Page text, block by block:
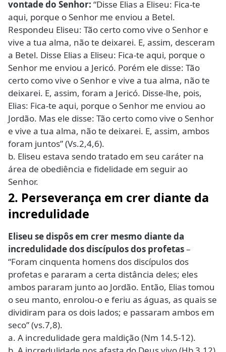
vontade do Senhor: “Disse Elias a Eliseu: Fica-te
aqui, porque o Senhor me enviou a Betel.
Respondeu Eliseu: Tão certo como vive o Senhor e
vive a tua alma, não te deixarei. E, assim, desceram
a Betel. Disse Elias a Eliseu: Fica-te aqui, porque o
Senhor me enviou a Jericó. Porém ele disse: Tão
certo como vive o Senhor e vive a tua alma, não te
deixarei. E, assim, foram a Jericó. Disse-lhe, pois,
Elias: Fica-te aqui, porque o Senhor me enviou ao
Jordão. Mas ele disse: Tão certo como vive o Senhor
e vive a tua alma, não te deixarei. E, assim, ambos
foram juntos” (Vs.2,4,6).
b. Eliseu estava sendo tratado em seu caráter na
área de obediência e fidelidade em seguir ao
Senhor.
2. Perseverança em crer diante da
incredulidade
Eliseu se dispôs em crer mesmo diante da
incredulidade dos discípulos dos profetas–
“Foram cinquenta homens dos discípulos dos
profetas e pararam a certa distância deles; eles
ambos pararam junto ao Jordão. Então, Elias tomou
o seu manto, enrolou-o e feriu as águas, as quais se
dividiram para os dois lados; e passaram ambos em
seco” (vs.7,8).
a. A incredulidade gera maldição (Nm 14.5-12).